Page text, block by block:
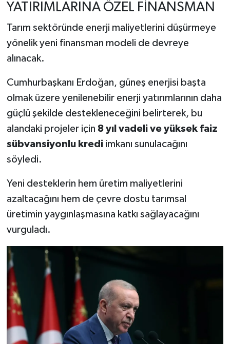
YATIRIMLARINA ÖZEL FİNANSMAN
Tarım sektöründe enerji maliyetlerini düşürmeye
yönelik yeni finansman modeli de devreye
alınacak.
Cumhurbaşkanı Erdoğan, güneş enerjisi başta
olmak üzere yenilenebilir enerji yatırımlarının daha
güçlü şekilde destekleneceğini belirterek, bu
alandaki projeler için 8 yıl vadeli ve yüksek faiz
sübvansiyonlu krediimkanı sunulacağını
söyledi.
Yeni desteklerin hem üretim maliyetlerini
azaltacağını hem de çevre dostu tarımsal
üretimin yaygınlaşmasına katkı sağlayacağını
vurguladı.